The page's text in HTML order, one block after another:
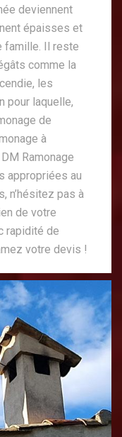
deviennent
épaisses et
famille. Il reste
comme la
les
pour laquelle,
de
à
Ramonage
appropriées au
n’hésitez pas à
de votre
rapidité de
votre devis !